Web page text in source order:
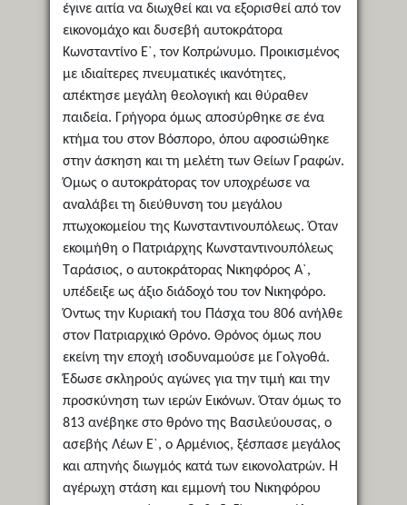
έγινε αιτία να διωχθεί και να εξορισθεί από τον
εικονομάχο και δυσεβή αυτοκράτορα
Κωνσταντίνο Ε`, τον Κοπρώνυμο. Προικισμένος
με ιδιαίτερες πνευματικές ικανότητες,
απέκτησε μεγάλη θεολογική και θύραθεν
παιδεία. Γρήγορα όμως αποσύρθηκε σε ένα
κτήμα του στον Βόσπορο, όπου αφοσιώθηκε
στην άσκηση και τη μελέτη των Θείων Γραφών.
Όμως ο αυτοκράτορας τον υποχρέωσε να
αναλάβει τη διεύθυνση του μεγάλου
πτωχοκομείου της Κωνσταντινουπόλεως. Όταν
εκοιμήθη ο Πατριάρχης Κωνσταντινουπόλεως
Ταράσιος, ο αυτοκράτορας Νικηφόρος Α`,
υπέδειξε ως άξιο διάδοχό του τον Νικηφόρο.
Όντως την Κυριακή του Πάσχα του 806 ανήλθε
στον Πατριαρχικό Θρόνο. Θρόνος όμως που
εκείνη την εποχή ισοδυναμούσε με Γολγοθά.
Έδωσε σκληρούς αγώνες για την τιμή και την
προσκύνηση των ιερών Εικόνων. Όταν όμως το
813 ανέβηκε στο θρόνο της Βασιλεύουσας, ο
ασεβής Λέων Ε`, ο Αρμένιος, ξέσπασε μεγάλος
και απηνής διωγμός κατά των εικονολατρών. Η
αγέρωχη στάση και εμμονή του Νικηφόρου